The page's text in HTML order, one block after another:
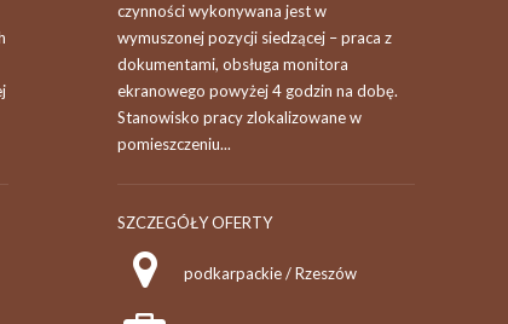
czynności wykonywana jest w
wymuszonej pozycji siedzącej – praca z
dokumentami, obsługa monitora
ekranowego powyżej 4 godzin na dobę.
Stanowisko pracy zlokalizowane w
pomieszczeniu...
SZCZEGÓŁY OFERTY
podkarpackie / Rzeszów